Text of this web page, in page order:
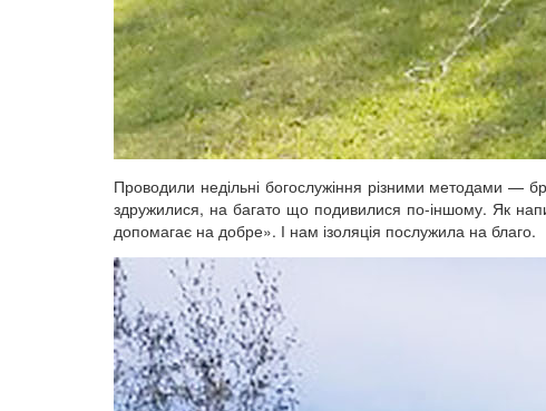
Проводили недільні богослужіння різними методами —
здружилися, на багато що подивилися по-іншому. Як
допомагає на добре». І нам ізоляція послужила на благо.